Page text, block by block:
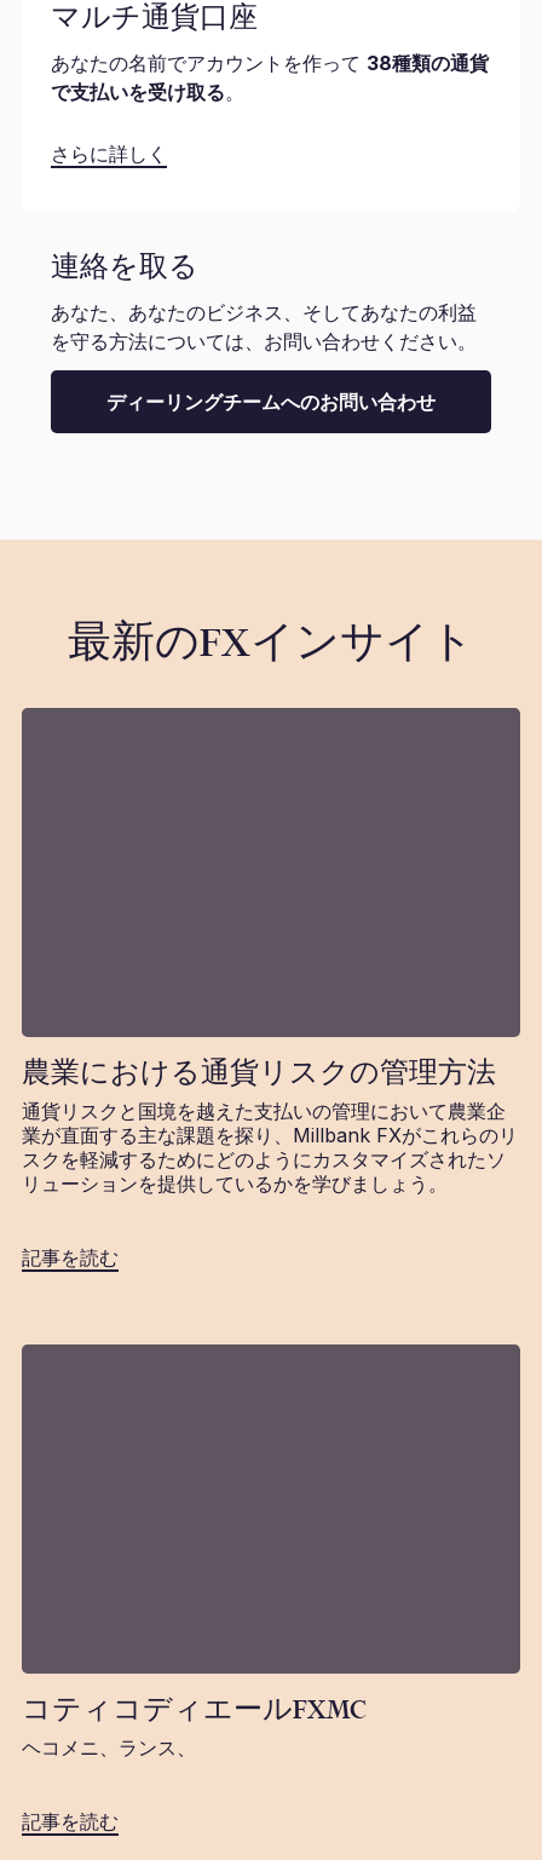
マルチ通貨口座
あなたの名前でアカウントを作って 38種類の通貨
で支払いを受け取る。
さらに詳しく
連絡を取る
あなた、あなたのビジネス、そしてあなたの利益
を守る方法については、お問い合わせください。
ディーリングチームへのお問い合わせ
最新のFXインサイト
農業における通貨リスクの管理方法
通貨リスクと国境を越えた支払いの管理において農業企
業が直面する主な課題を探り、Millbank FXがこれらのリ
スクを軽減するためにどのようにカスタマイズされたソ
リューションを提供しているかを学びましょう。
記事を読む
コティコディエールFXMC
ヘコメニ、ランス、
記事を読む